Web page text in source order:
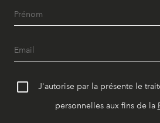
J'autorise par la présente le
personnelles aux fins de la